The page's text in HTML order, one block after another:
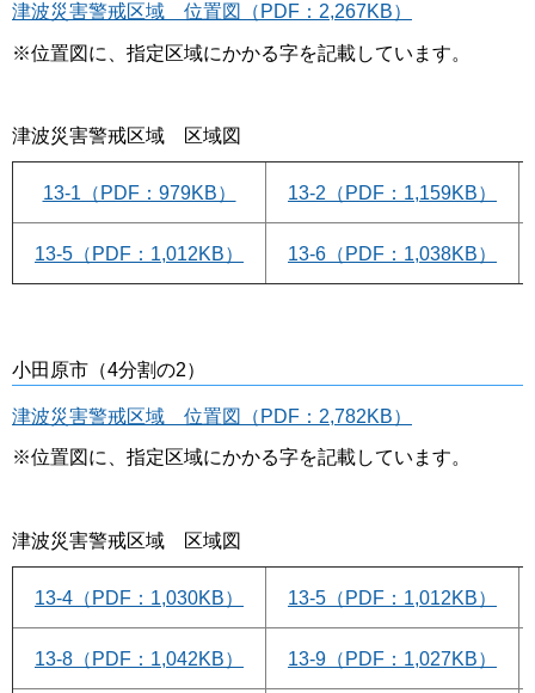
津波災害警戒区域 位置図（PDF：2,267KB）
※位置図に、指定区域にかかる字を記載しています。
津波災害警戒区域 区域図
13-1（PDF：979KB） 13-2（PDF：1,159KB）
13-5（PDF：1,012KB） 13-6（PDF：1,038KB）
小田原市（4分割の2）
津波災害警戒区域 位置図（PDF：2,782KB）
※位置図に、指定区域にかかる字を記載しています。
津波災害警戒区域 区域図
13-4（PDF：1,030KB） 13-5（PDF：1,012KB）
13-8（PDF：1,042KB） 13-9（PDF：1,027KB）